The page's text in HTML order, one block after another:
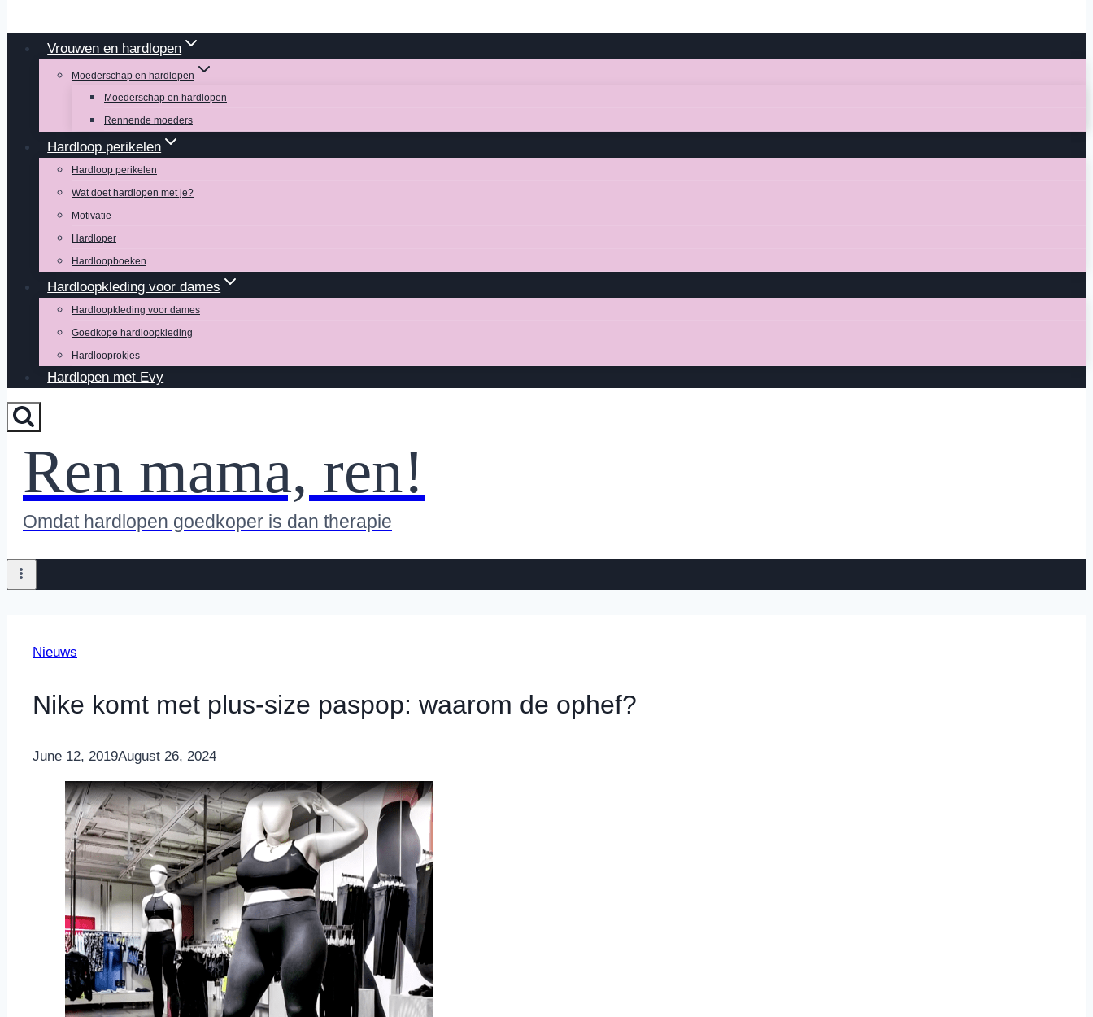
Vrouwen en hardlopen
Moederschap en hardlopen
Moederschap en hardlopen
Rennende moeders
Hardloop perikelen
Hardloop perikelen
Wat doet hardlopen met je?
Motivatie
Hardloper
Hardloopboeken
Hardloopkleding voor dames
Hardloopkleding voor dames
Goedkope hardloopkleding
Hardlooprokjes
Hardlopen met Evy
Ren mama, ren!
Omdat hardlopen goedkoper is dan therapie
Nieuws
Nike komt met plus-size paspop: waarom de ophef?
ByNicole
June 12, 2019August 26, 2024